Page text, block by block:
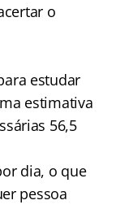
o
estudar
estimativa
56,5
dia, o que
pessoa